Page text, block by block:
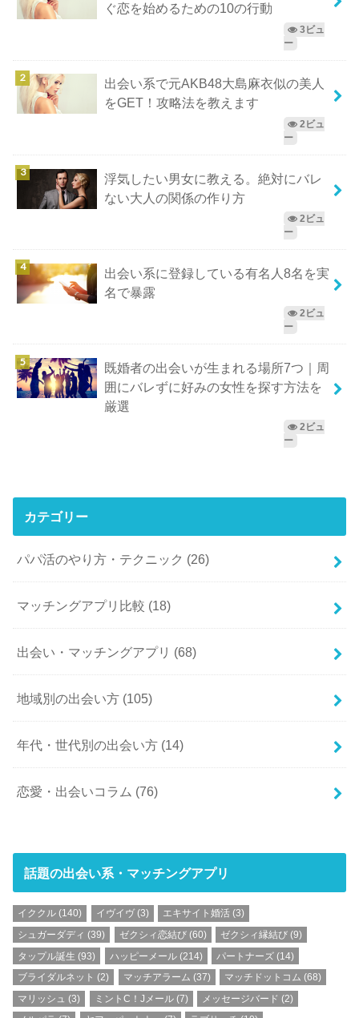
ぐ恋を始めるための10の行動
3ビュ
ー
出会い系で元AKB48大島麻衣似の美人
をGET！攻略法を教えます
2ビュ
ー
浮気したい男女に教える。絶対にバレ
ない大人の関係の作り方
2ビュ
ー
出会い系に登録している有名人8名を実
名で暴露
2ビュ
ー
既婚者の出会いが生まれる場所7つ｜周
囲にバレずに好みの女性を探す方法を
厳選
2ビュ
ー
カテゴリー
パパ活のやり方・テクニック (26)
マッチングアプリ比較 (18)
出会い・マッチングアプリ (68)
地域別の出会い方 (105)
年代・世代別の出会い方 (14)
恋愛・出会いコラム (76)
話題の出会い系・マッチングアプリ
イククル (140) イヴイヴ(3) エキサイト婚活(3)
シュガーダディ (39) ゼクシィ恋結び(60) ゼクシィ縁結び(9)
タップル誕生 (93) ハッピーメール(214) パートナーズ(14)
ブライダルネット (2) マッチアラーム (37) マッチドットコム (68)
マリッシュ (3) ミントC！Jメール(7) メッセージバード (2)